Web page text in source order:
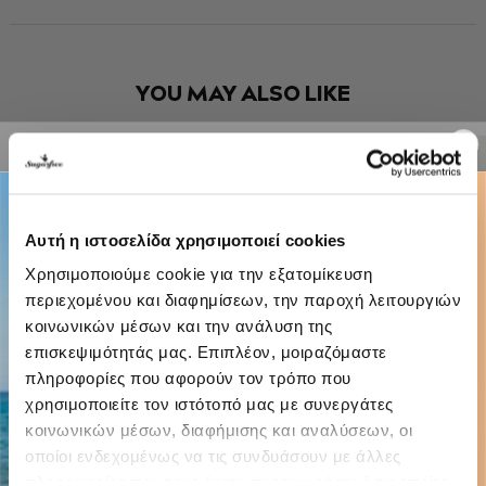
Αυτή η ιστοσελίδα χρησιμοποιεί cookies
Χρησιμοποιούμε cookie για την εξατομίκευση
περιεχομένου και διαφημίσεων, την παροχή λειτουργιών
κοινωνικών μέσων και την ανάλυση της
επισκεψιμότητάς μας. Επιπλέον, μοιραζόμαστε
πληροφορίες που αφορούν τον τρόπο που
χρησιμοποιείτε τον ιστότοπό μας με συνεργάτες
κοινωνικών μέσων, διαφήμισης και αναλύσεων, οι
οποίοι ενδεχομένως να τις συνδυάσουν με άλλες
YOU MAY ALSO LIKE
-40%